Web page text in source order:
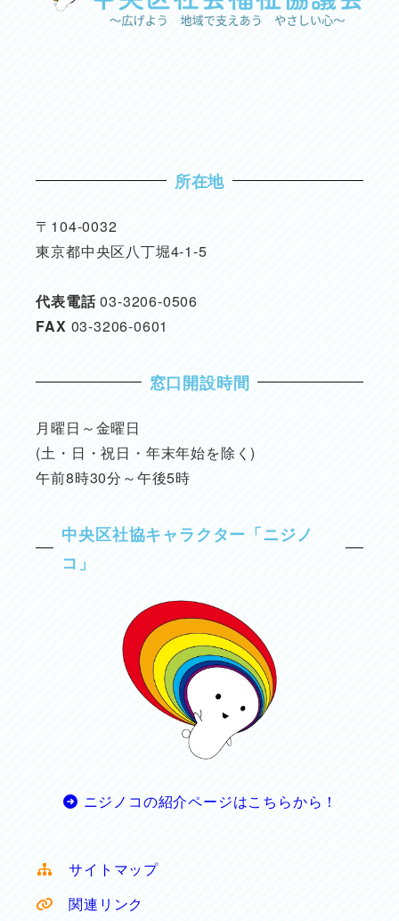
所在地
〒104-0032
東京都中央区八丁堀4-1-5
代表電話03-3206-0506
FAX 03-3206-0601
窓口開設時間
月曜日～金曜日
(土・日・祝日・年末年始を除く)
午前8時30分～午後5時
中央区社協キャラクター「ニジノ
コ」
ニジノコの紹介ページはこちらから！
サイトマップ
関連リンク